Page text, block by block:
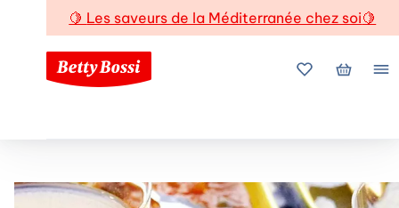
🍋 Les saveurs de la Méditerranée chez soi🍋
Mes favoris
Mon